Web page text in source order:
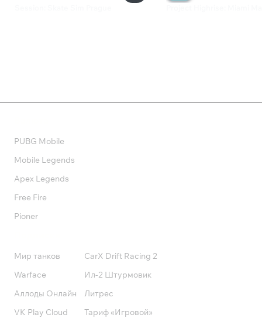
PUBG Mobile
Mobile Legends
Apex Legends
Free Fire
Pioner
Мир танков
Warface
Аллоды Онлайн
VK Play Cloud
CarX Drift Racing 2
Ил-2 Штурмовик
Литрес
Тариф «Игровой»